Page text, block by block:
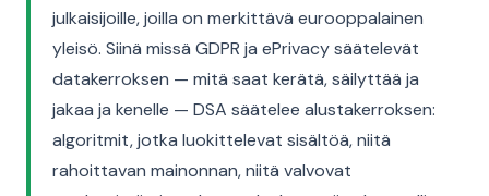
julkaisijoille, joilla on merkittävä eurooppalainen
yleisö. Siinä missä GDPR ja ePrivacy säätelevät
datakerroksen — mitä saat kerätä, säilyttää ja
jakaa ja kenelle — DSA säätelee alustakerroksen:
algoritmit, jotka luokittelevat sisältöä, niitä
rahoittavan mainonnan, niitä valvovat